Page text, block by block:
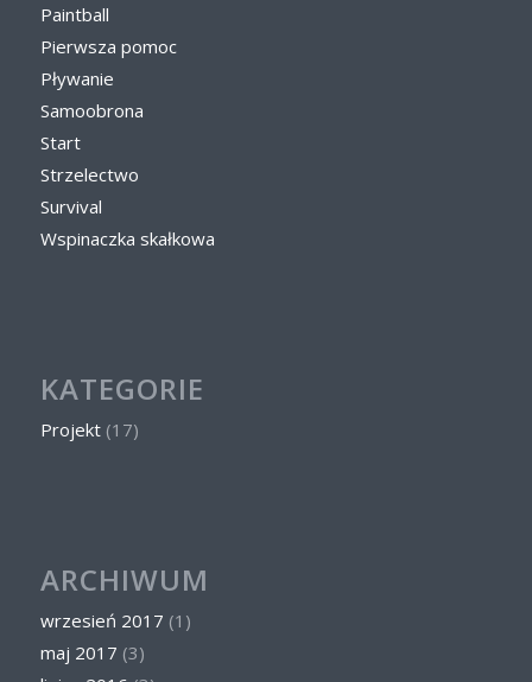
Paintball
Pierwsza pomoc
Pływanie
Samoobrona
Start
Strzelectwo
Survival
Wspinaczka skałkowa
KATEGORIE
Projekt(17)
ARCHIWUM
wrzesień 2017 (1)
maj 2017 (3)